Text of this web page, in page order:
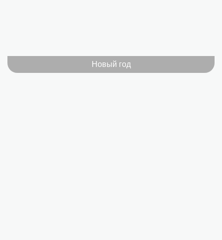
Новый год